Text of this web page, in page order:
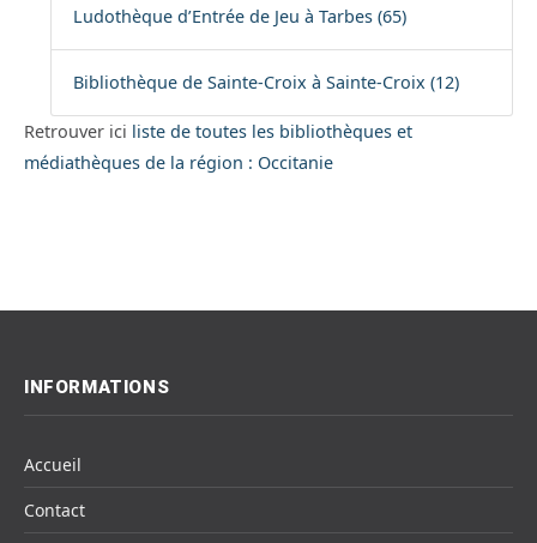
Ludothèque d’Entrée de Jeu à Tarbes (65)
Bibliothèque de Sainte-Croix à Sainte-Croix (12)
Retrouver ici liste de toutes les bibliothèques et
médiathèques de la région : Occitanie
INFORMATIONS
Accueil
Contact